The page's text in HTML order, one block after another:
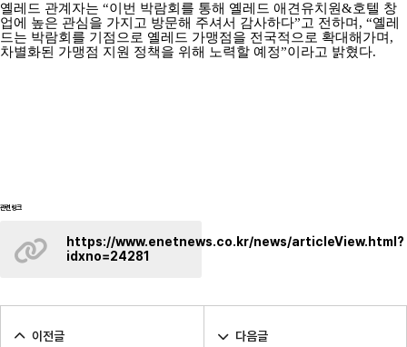
옐레드 관계자는 “이번 박람회를 통해 옐레드 애견유치원&호텔 창
업에 높은 관심을 가지고 방문해 주셔서 감사하다”고 전하며, “옐레
드는 박람회를 기점으로 옐레드 가맹점을 전국적으로 확대해가며,
차별화된 가맹점 지원 정책을 위해 노력할 예정”이라고 밝혔다.
관련링크
https://www.enetnews.co.kr/news/articleView.html?
idxno=24281
이전글 다음글